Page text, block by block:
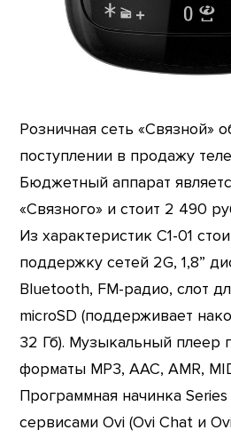
Розничная сеть «Связной»
поступлении в продажу
Бюджетный аппарат
«Связного» и стоит 2 490
Из характеристик C1-01
поддержку сетей 2G, 1,8”
Bluetooth, FM-радио, слот
microSD (поддерживает
32 Гб). Музыкальный плеер
форматы MP3, AAC, AMR,
Программная начинка
сервисами Ovi (Ovi Chat и